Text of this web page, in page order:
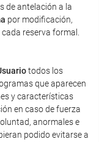
de antelación a la
por modificación,
reserva formal.
todos los
que aparecen
y características
en caso de fuerza
anormales e
podido evitarse a